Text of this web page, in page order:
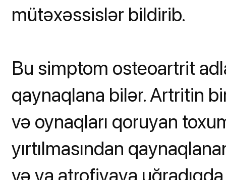
mütəxəssislər bildirib.
Bu simptom osteoartrit
qaynaqlana bilər. Artritin
və oynaqları qoruyan
yırtılmasından
və ya atrofiyaya